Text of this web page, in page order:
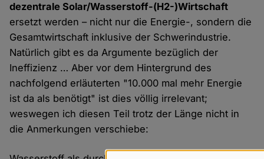
dezentrale Solar/Wasserstoff-(H2-)Wirtschaft
ersetzt werden – nicht nur die Energie-, sondern die
Gesamtwirtschaft inklusive der Schwerindustrie.
Natürlich gibt es da Argumente bezüglich der
Ineffizienz … Aber vor dem Hintergrund des
nachfolgend erläuterten "10.000 mal mehr Energie
ist da als benötigt" ist dies völlig irrelevant;
weswegen ich diesen Teil trotz der Länge nicht in
die Anmerkungen verschiebe: